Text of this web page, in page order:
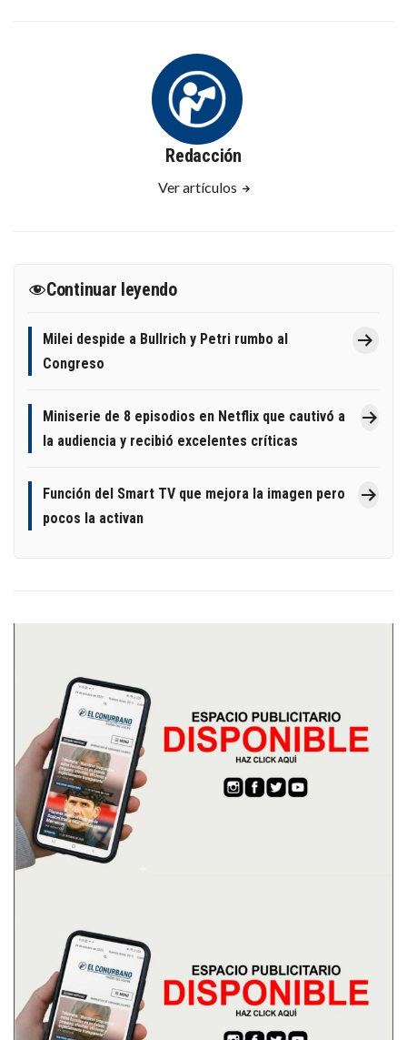
Redacción
Ver artículos
Continuar leyendo
Milei despide a Bullrich y Petri rumbo al
Congreso
Miniserie de 8 episodios en Netflix que cautivó a
la audiencia y recibió excelentes críticas
Función del Smart TV que mejora la imagen pero
pocos la activan